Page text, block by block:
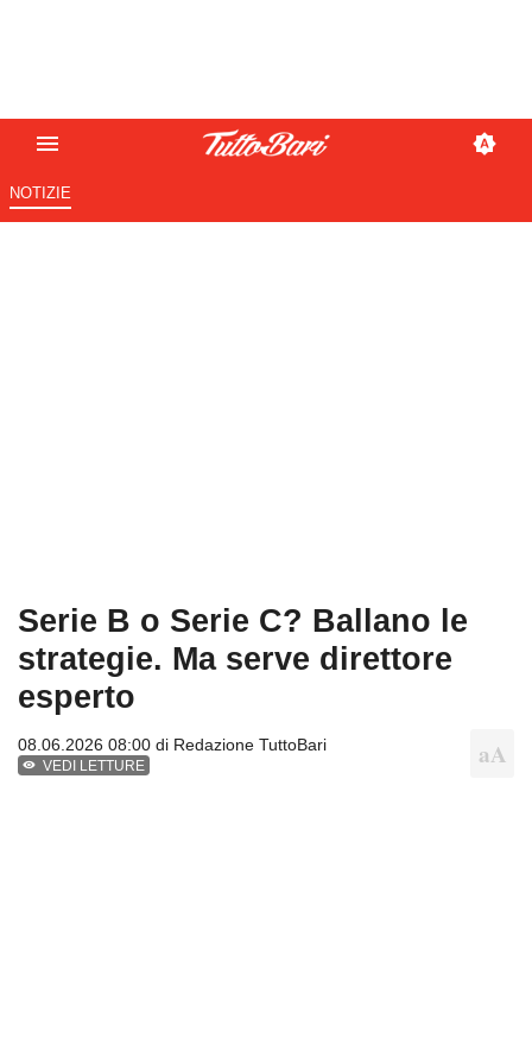
NOTIZIE
Serie B o Serie C? Ballano le
strategie. Ma serve direttore
esperto
08.06.2026 08:00 di Redazione TuttoBari
VEDI LETTURE